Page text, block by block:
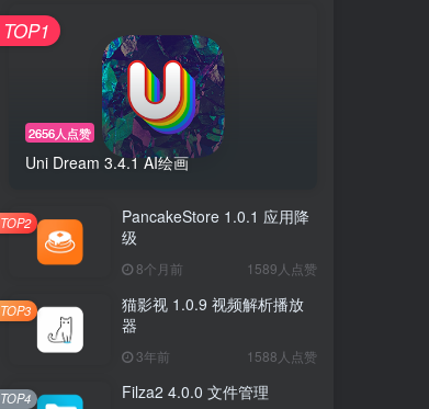
2656人点赞
Uni Dream 3.4.1 AI绘画
TOP1
PancakeStore 1.0.1 应用降
级
8个月前 1589人点赞
TOP2
猫影视 1.0.9 视频解析播放
器
3年前 1588人点赞
TOP3
Filza2 4.0.0 文件管理
TOP4